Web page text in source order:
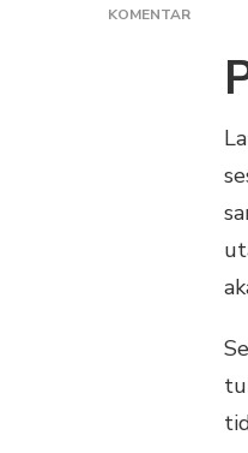
KOMENTARPADA
HASIL